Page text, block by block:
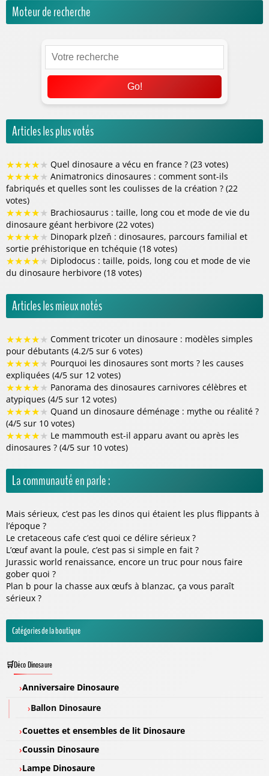
Moteur de recherche
Go!
Articles les plus votés
★★★★★ Quel dinosaure a vécu en france ? (23 votes)
★★★★★ Animatronics dinosaures : comment sont-ils
fabriqués et quelles sont les coulisses de la création ? (22
votes)
★★★★★ Brachiosaurus : taille, long cou et mode de vie du
dinosaure géant herbivore (22 votes)
★★★★★ Dinopark plzeň : dinosaures, parcours familial et
sortie préhistorique en tchéquie (18 votes)
★★★★★ Diplodocus : taille, poids, long cou et mode de vie
du dinosaure herbivore (18 votes)
Articles les mieux notés
★★★★★ Comment tricoter un dinosaure : modèles simples
pour débutants (4.2/5 sur 6 votes)
★★★★★ Pourquoi les dinosaures sont morts ? les causes
expliquées (4/5 sur 12 votes)
★★★★★ Panorama des dinosaures carnivores célèbres et
atypiques (4/5 sur 12 votes)
★★★★★ Quand un dinosaure déménage : mythe ou réalité ?
(4/5 sur 10 votes)
★★★★★ Le mammouth est-il apparu avant ou après les
dinosaures ? (4/5 sur 10 votes)
La communauté en parle :
Mais sérieux, c’est pas les dinos qui étaient les plus flippants à
l’époque ?
Le cretaceous cafe c’est quoi ce délire sérieux ?
L’œuf avant la poule, c’est pas si simple en fait ?
Jurassic world renaissance, encore un truc pour nous faire
gober quoi ?
Plan b pour la chasse aux œufs à blanzac, ça vous paraît
sérieux ?
Catégories de la boutique
Déco Dinosaure
Anniversaire Dinosaure
Ballon Dinosaure
Couettes et ensembles de lit Dinosaure
Coussin Dinosaure
Lampe Dinosaure